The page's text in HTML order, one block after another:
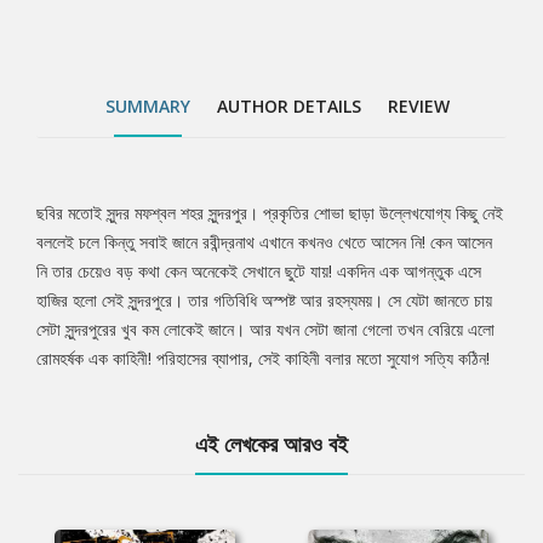
SUMMARY AUTHOR DETAILS REVIEW
Tab
Article
ছবির মতোই সুন্দর মফশ্বল শহর সুন্দরপুর। প্রকৃতির শোভা ছাড়া উল্লেখযোগ্য কিছু নেই
বললেই চলে কিন্তু সবাই জানে রবীন্দ্রনাথ এখানে কখনও খেতে আসেন নি! কেন আসেন
নি তার চেয়েও বড় কথা কেন অনেকেই সেখানে ছুটে যায়! একদিন এক আগন্তুক এসে
হাজির হলো সেই সুন্দরপুরে। তার গতিবিধি অস্পষ্ট আর রহস্যময়। সে যেটা জানতে চায়
সেটা সুন্দরপুরের খুব কম লোকেই জানে। আর যখন সেটা জানা গেলো তখন বেরিয়ে এলো
রোমহর্ষক এক কাহিনী! পরিহাসের ব্যাপার, সেই কাহিনী বলার মতো সুযোগ সত্যি কঠিন!
এই লেখকের আরও বই